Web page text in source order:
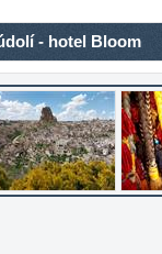
- hotel Bloom